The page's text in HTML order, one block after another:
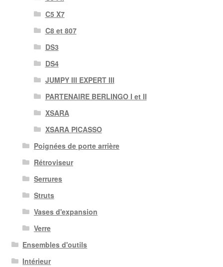
C5 X7
C8 et 807
DS3
DS4
JUMPY III EXPERT III
PARTENAIRE BERLINGO I et II
XSARA
XSARA PICASSO
Poignées de porte arrière
Rétroviseur
Serrures
Struts
Vases d'expansion
Verre
Ensembles d'outils
Intérieur